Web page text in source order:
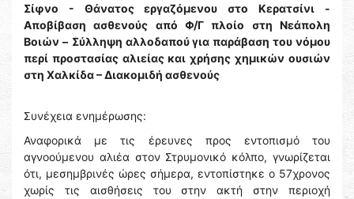
Σίφνο - Θάνατος εργαζόμενου στο Κερατσίνι -
Αποβίβαση ασθενούς από Φ/Γ πλοίο στη Νεάπολη
Βοιών – Σύλληψη αλλοδαπού για παράβαση του νόμου
περί προστασίας αλιείας και χρήσης χημικών ουσιών
στη Χαλκίδα – Διακομιδή ασθενούς
Συνέχεια ενημέρωσης:
Αναφορικά με τις έρευνες προς εντοπισμό του
αγνοούμενου αλιέα στον Στρυμονικό κόλπο, γνωρίζεται
ότι, μεσημβρινές ώρες σήμερα, εντοπίστηκε ο 57χρονος
χωρίς τις αισθήσεις του στην ακτή στην περιοχή